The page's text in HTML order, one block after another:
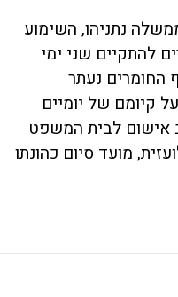
נתניהו, השימוע
להתקיים שני ימי
החומרים נעתר
קיומם של יומיים
אישום לבית המשפט
מועד סיום כהונתו